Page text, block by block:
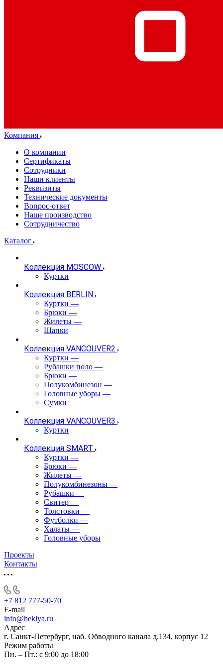
Компания
О компании
Сертификаты
Сотрудники
Наши клиенты
Реквизиты
Технические документы
Вопрос-ответ
Наше производство
Сотрудничество
Каталог
Коллекция MOSCOW
Куртки
Коллекция BERLIN
Куртки —
Брюки —
Жилеты —
Шапки
Коллекция VANCOUVER2
Куртки —
Рубашки поло —
Брюки —
Полукомбинезон —
Головные уборы —
Сумки
Коллекция VANCOUVER3
Куртки
Коллекция SMART
Куртки —
Брюки —
Жилеты —
Полукомбинезоны —
Рубашки —
Свитер —
Толстовки —
Футболки —
Халаты —
Головные уборы
Проекты
Контакты
+7 812 777-50-70
E-mail
info@heklya.ru
Адрес
г. Санкт-Петербург, наб. Обводного канала д.134, корпус 12
Режим работы
Пн. – Пт.: с 9:00 до 18:00